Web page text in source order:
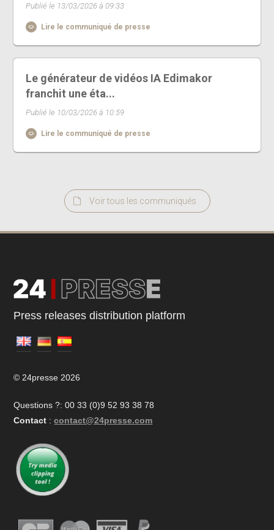
Publié le 13/03/2026 à 09:33
Lire le communiqué de presse
Le générateur de vidéos IA Edimakor
franchit une éta...
Publié le 10/03/2026 à 10:59
Lire le communiqué de presse
Voir tous les communiqués
Press releases distribution platform
© 24presse 2026
Questions ?: 00 33 (0)9 52 93 38 78
Contact : contact@24presse.com